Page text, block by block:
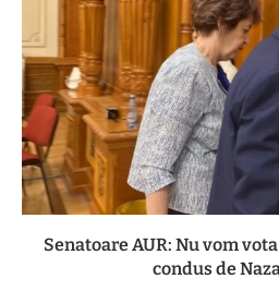
Senatoare AUR: Nu vom
condus de